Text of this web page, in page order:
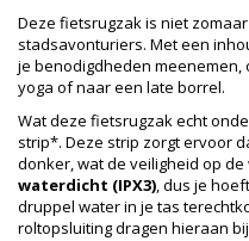
Deze fietsrugzak is niet
stadsavonturiers. Met een
je benodigdheden
yoga of naar een late borrel.
Wat deze fietsrugzak echt
strip*. Deze strip zorgt ervoor
donker, wat de veiligheid op
waterdicht (IPX3), dus je
druppel water in je tas
roltopsluiting dragen hieraan